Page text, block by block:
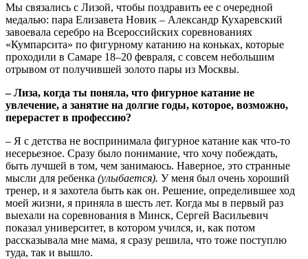
Мы связались с Лизой, чтобы поздравить ее с очередной
медалью: пара Елизавета Новик – Александр Кухаревский
завоевала серебро на Всероссийских соревнованиях
«Кумпарсита» по фигурному катанию на коньках, которые
проходили в Самаре 18–20 февраля, с совсем небольшим
отрывом от получившей золото пары из Москвы.
– Лиза, когда ты поняла, что фигурное катание не
увлечение, а занятие на долгие годы, которое, возможно,
перерастет в профессию?
– Я с детства не воспринимала фигурное катание как что-то
несерьезное. Сразу было понимание, что хочу побеждать,
быть лучшей в том, чем занимаюсь. Наверное, это странные
мысли для ребенка (улыбается). У меня был очень хороший
тренер, и я захотела быть как он. Решение, определившее ход
моей жизни, я приняла в шесть лет. Когда мы в первый раз
выехали на соревнования в Минск, Сергей Васильевич
показал университет, в котором учился, и, как потом
рассказывала мне мама, я сразу решила, что тоже поступлю
туда, так и вышло.